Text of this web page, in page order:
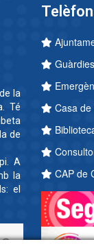
la
Té
de
A
la
el
Casa de
CAP de